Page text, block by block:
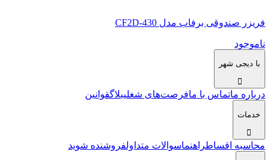
فریزر صندوقی برفاب مدل CF2D-430
ناموجود
با دیجی شهر
درباره ماتماس با مافرصت‌های شغلیبلاگقوانین
خدمات
محاسبه اقساطراهنماسوالات متداولفروشنده شوید